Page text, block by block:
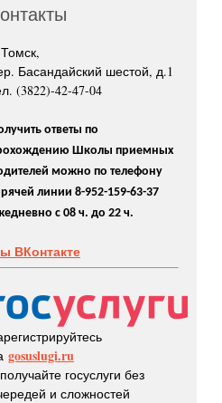
Томск,
Басандайский шестой, д.1
(3822)-42-47-04
ответы по
Школы приемных
можно по телефону
линии 8-952-159-63-37
с 08 ч. до 22 ч.
ВКонтакте
gosuslugi.ru
госуслуги без
и сложностей